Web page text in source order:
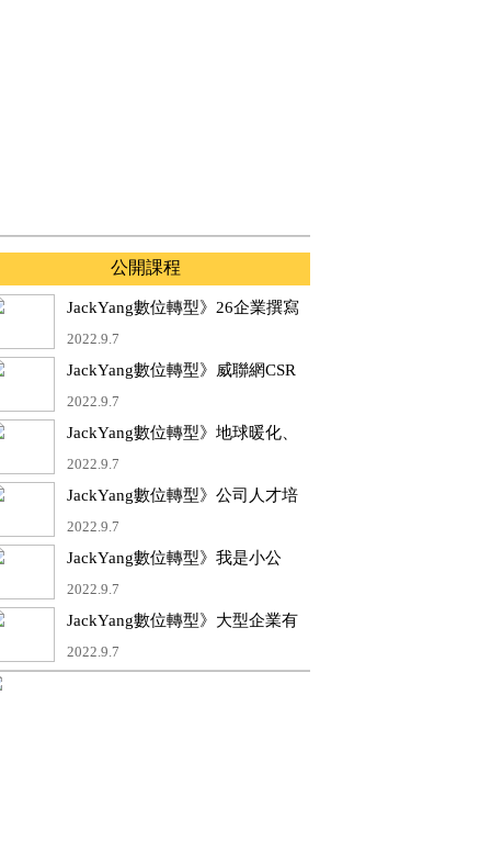
公開課程
JackYang數位轉型》26企業撰寫
永續報告、滿足指標的需求、降
低3力成本、一條龍的服務、永續
2022.9.7
JackYang數位轉型》威聯網CSR
服務平台－雲市集工業館補助 20
萬協辦說明會
2022.9.7
JackYang數位轉型》地球暖化、
極端氣候、工業生產、節能減
碳、重視環保、企業碳盤、產品
2022.9.7
JackYang數位轉型》公司人才培
養不易，教育訓練花費時間長、
成本高，甚至更有學會後就離職
2022.9.7
JackYang數位轉型》我是小公
司，CSR/ESG的議題與我目前沒
有急迫性，以後再說？
2022.9.7
JackYang數位轉型》大型企業有
更多人才與資源可以投入變革以
提升ESG績效，但資源相對缺乏
2022.9.7